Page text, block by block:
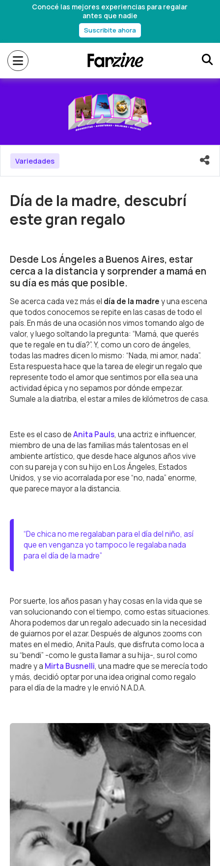
Conocé las mejores experiencias para regalar
antes que nadie
Suscribite ahora
Variedades
Día de la madre, descubrí
este gran regalo
Desde Los Ángeles a Buenos Aires, estar
cerca a la distancia y sorprender a mamá en
su día es más que posible.
Se acerca cada vez más el día de la madrey una escena
que todos conocemos se repite en las casas de todo el
país. En más de una ocasión nos vimos tomando algo de
valor, y luego soltando la pregunta: “Mamá, que querés
que te regale en tu día?”. Y, como un coro de ángeles,
todas las madres dicen lo mismo: “Nada, mi amor, nada”.
Esta respuesta hace que la tarea de elegir un regalo que
represente todo el amor que sentimos por ella sea una
actividad épica y no sepamos por dónde empezar.
Sumale a la diatriba, el estar a miles de kilómetros de casa.
Este es el caso deAnita Pauls, una actriz e influencer,
miembro de una de las familias más talentosas en el
ambiente artístico, que desde hace algunos años vive
con su pareja y con su hijo en Los Ángeles, Estados
Unidos, y se vio acorralada por ese “no, nada” enorme,
que parece mayor a la distancia.
“De chica no me regalaban para el día del niño, así
que en venganza yo tampoco le regalaba nada
para el día de la madre”
Por suerte, los años pasan y hay cosas en la vida que se
van solucionando con el tiempo, como estas situaciones.
Ahora podemos dar un regalo adecuado sin la necesidad
de guiarnos por el azar. Después de algunos zooms con
mates en el medio, Anita Pauls, que disfruta como loca a
su “bendi” -como le gusta llamar a su hija-, su rol como
madre y a Mirta Busnelli, una madre que se merecía todo
y más, decidió optar por una idea original como regalo
para el día de la madre y le envió N.A.D.A.